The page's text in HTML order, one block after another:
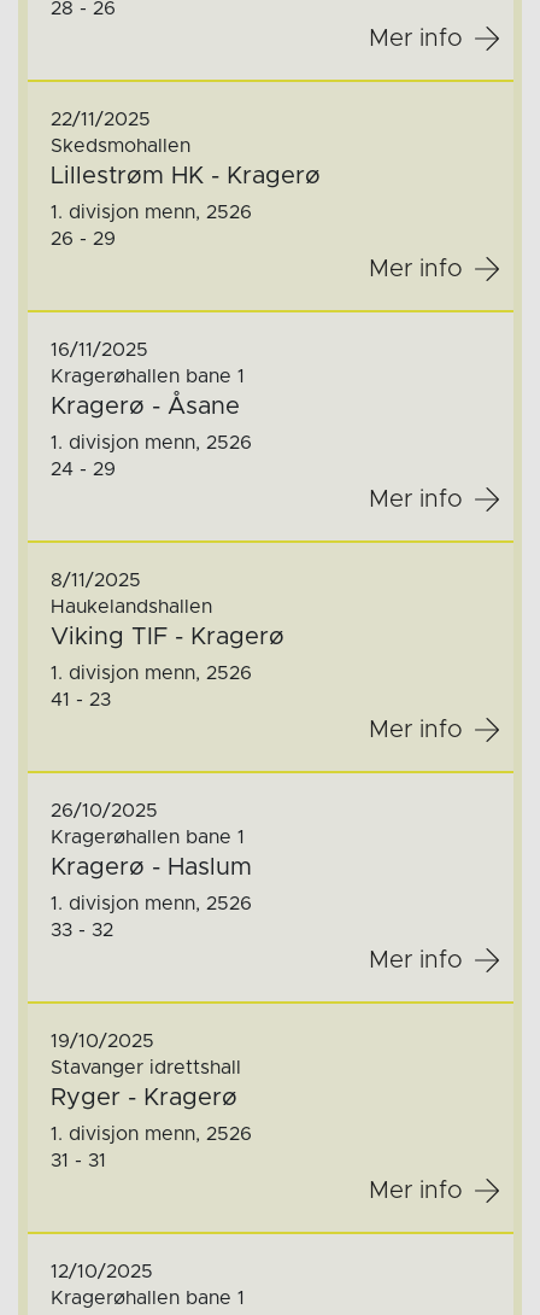
28 - 26
Mer info
22/11/2025
Skedsmohallen
Lillestrøm HK - Kragerø
1. divisjon menn, 2526
26 - 29
Mer info
16/11/2025
Kragerøhallen bane 1
Kragerø - Åsane
1. divisjon menn, 2526
24 - 29
Mer info
8/11/2025
Haukelandshallen
Viking TIF - Kragerø
1. divisjon menn, 2526
41 - 23
Mer info
26/10/2025
Kragerøhallen bane 1
Kragerø - Haslum
1. divisjon menn, 2526
33 - 32
Mer info
19/10/2025
Stavanger idrettshall
Ryger - Kragerø
1. divisjon menn, 2526
31 - 31
Mer info
12/10/2025
Kragerøhallen bane 1